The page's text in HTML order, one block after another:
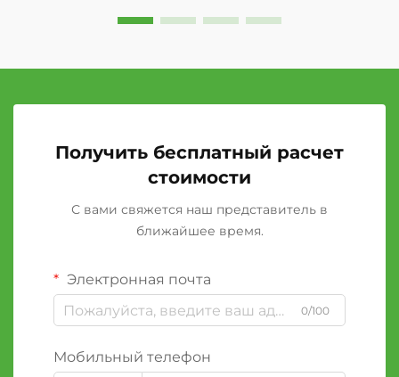
Получить бесплатный расчет
стоимости
С вами свяжется наш представитель в
ближайшее время.
Электронная почта
0/100
Мобильный телефон